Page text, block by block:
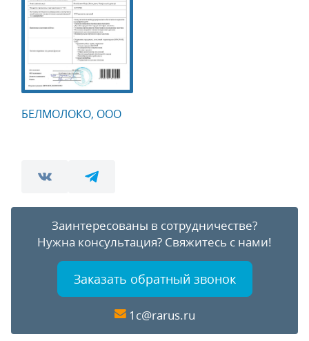
БЕЛМОЛОКО, ООО
Заинтересованы в сотрудничестве?
Нужна консультация? Свяжитесь с нами!
Заказать обратный звонок
1c@rarus.ru